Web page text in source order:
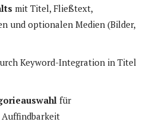
mit Titel, Fließtext,
und optionalen Medien (Bilder,
Keyword-Integration in Titel
für